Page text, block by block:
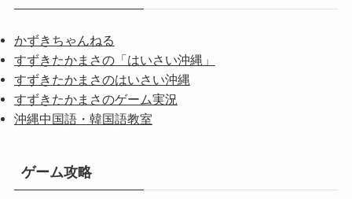
かずきちゃんねる
すずきたかまさの「はいさい沖縄」
すずきたかまさのはいさい沖縄
すずきたかまさのゲーム実況
沖縄中国語・韓国語教室
ゲーム攻略